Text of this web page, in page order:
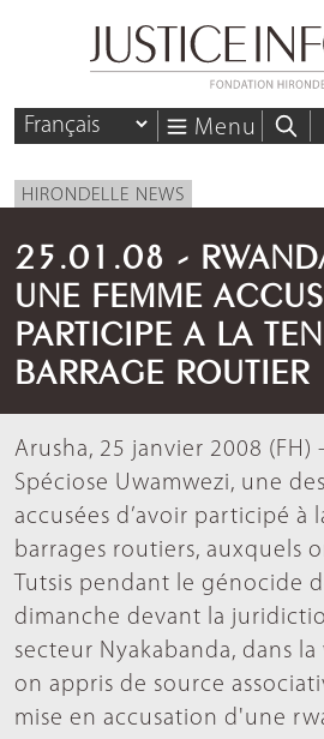
Menu
HIRONDELLE NEWS
25.01.08 -
UNE FEMME
PARTICIPE A LA
BARRAGE ROUTIER
Arusha, 25 janvier 2008 (FH)
Spéciose Uwamwezi, une
accusées d’avoir participé à
barrages routiers, auxquels
Tutsis pendant le génocide
dimanche devant la
secteur Nyakabanda, dans
on appris de source
mise en accusation d'une